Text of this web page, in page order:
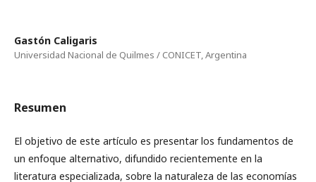
Gastón Caligaris
Universidad Nacional de Quilmes / CONICET, Argentina
Resumen
El objetivo de este artículo es presentar los fundamentos de
un enfoque alternativo, difundido recientemente en la
literatura especializada, sobre la naturaleza de las economías